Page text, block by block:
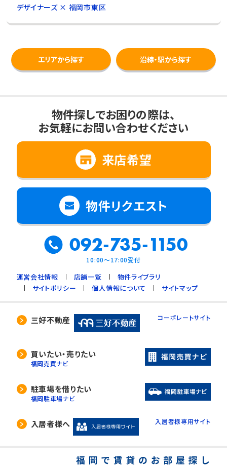
デザイナーズ × 福岡市東区
エリアから探す 沿線・駅から探す
物件探しでお困りの際は、
お気軽にお問い合わせください
来店希望
物件リクエスト
092-735-1150
10:00～17:00受付
運営会社情報 店舗一覧
物件ライブラリ
サイトポリシー
個人情報について サイトマップ
三好不動産 コーポレートサイト
買いたい・売りたい
福岡売買ナビ
駐車場を借りたい
福岡駐車場ナビ
入居者様へ 入居者様専用サイト